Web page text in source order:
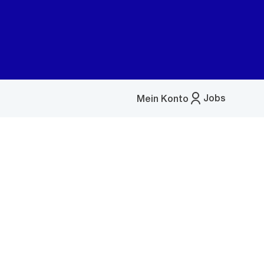
Jobs
Mein Konto
Menü